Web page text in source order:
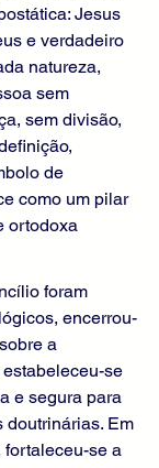
Jesus
e verdadeiro
natureza,
sem
sem divisão,
de
como um pilar
ortodoxa
foram
encerrou-
a
se
e segura para
doutrinárias. Em
se a